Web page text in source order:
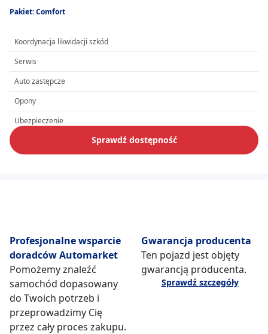
Pakiet: Comfort
Koordynacja likwidacji szkód
Serwis
Auto zastępcze
Opony
Ubezpieczenie
Sprawdź dostępność
Profesjonalne wsparcie
doradców Automarket
Pomożemy znaleźć
samochód dopasowany
do Twoich potrzeb i
przeprowadzimy Cię
przez cały proces zakupu.
Gwarancja producenta
Ten pojazd jest objęty
gwarancją producenta.
Sprawdź szczegóły